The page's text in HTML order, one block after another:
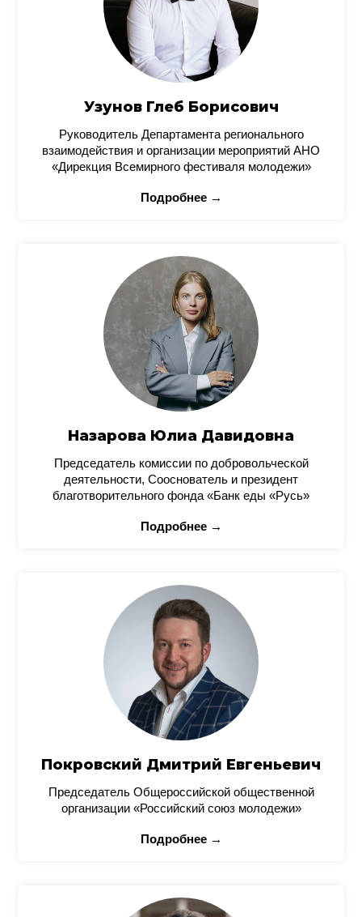
Узунов Глеб Борисович
Руководитель Департамента регионального
взаимодействия и организации мероприятий АНО
«Дирекция Всемирного фестиваля молодежи»
Подробнее →
Назарова Юлиа Давидовна
Председатель комиссии по добровольческой
деятельности, Сооснователь и президент
благотворительного фонда «Банк еды «Русь»
Подробнее →
Покровский Дмитрий Евгеньевич
Председатель Общероссийской общественной
организации «Российский союз молодежи»
Подробнее →